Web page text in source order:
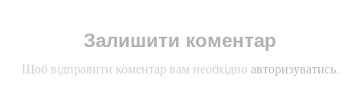
Залишити коментар
Щоб відправити коментар вам необхідно авторизуватись.